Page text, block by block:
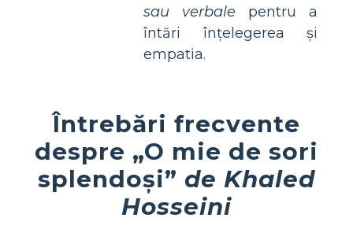
sau verbale pentru a
întări înțelegerea și
empatia.
Întrebări frecvente
despre „O mie de sori
splendoși” de Khaled
Hosseini